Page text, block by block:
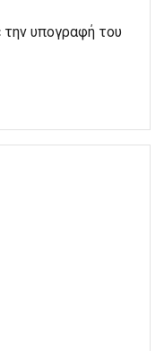
υπογραφή του